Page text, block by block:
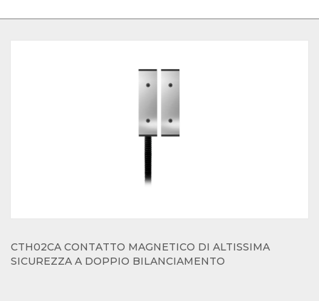
CTH02CA CONTATTO MAGNETICO DI ALTISSIMA
SICUREZZA A DOPPIO BILANCIAMENTO